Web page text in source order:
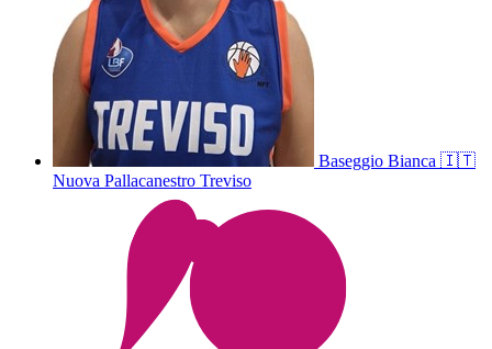
Baseggio Bianca 🇮🇹
Nuova Pallacanestro Treviso